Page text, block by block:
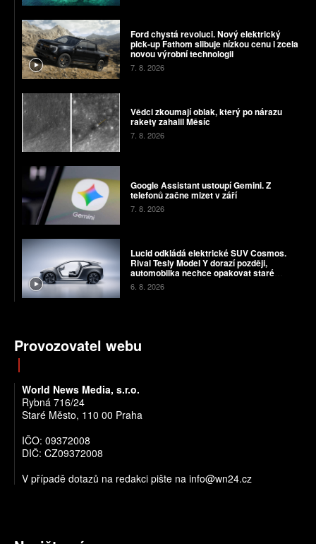
Ford chystá revoluci. Nový elektrický
pick-up Fathom slibuje nízkou cenu i zcela
novou výrobní technologii
7. 8. 2026
Vědci zkoumají oblak, který po nárazu
rakety zahalil Měsíc
7. 8. 2026
Google Assistant ustoupí Gemini. Z
telefonů začne mizet v září
7. 8. 2026
Lucid odkládá elektrické SUV Cosmos.
Rival Tesly Model Y dorazí později,
automobilka nechce opakovat staré
chyby
6. 8. 2026
Provozovatel webu
World News Media, s.r.o.
Rybná 716/24
Staré Město, 110 00 Praha
IČO: 09372008
DIČ: CZ09372008
V případě dotazů na redakci pište na info@wn24.cz